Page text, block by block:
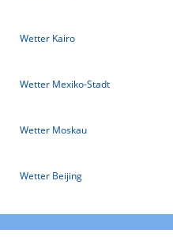
Wetter Kairo
Wetter Mexiko-Stadt
Wetter Moskau
Wetter Beijing